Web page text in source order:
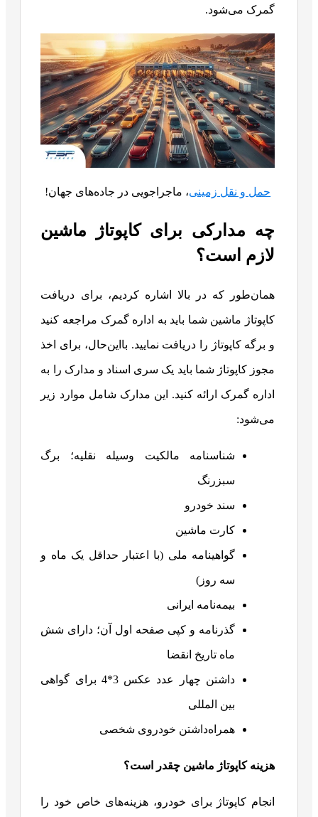
گمرک می‌شود.
حمل و نقل زمینی، ماجراجویی در جاده‌های جهان!
چه مدارکی برای کاپوتاژ ماشین
لازم است؟
همان‌طور که در بالا اشاره کردیم، برای دریافت
کاپوتاژ ماشین شما باید به اداره گمرک مراجعه کنید
و برگه کاپوتاژ را دریافت نمایید. بااین‌حال، برای اخذ
مجوز کاپوتاژ شما باید یک سری اسناد و مدارک را به
اداره گمرک ارائه کنید. این مدارک شامل موارد زیر
می‌شود:
شناسنامه مالکیت وسیله نقلیه؛ برگ
سبزرنگ
سند خودرو
کارت ماشین
گواهینامه ملی (با اعتبار حداقل یک ماه و
سه روز)
بیمه‌نامه ایرانی
گذرنامه و کپی صفحه اول آن؛ دارای شش
ماه تاریخ انقضا
داشتن چهار عدد عکس 3*4 برای گواهی
بین المللی
همراه‌داشتن خودروی شخصی
هزینه کاپوتاژ ماشین چقدر است؟
انجام کاپوتاژ برای خودرو، هزینه‌های خاص خود را